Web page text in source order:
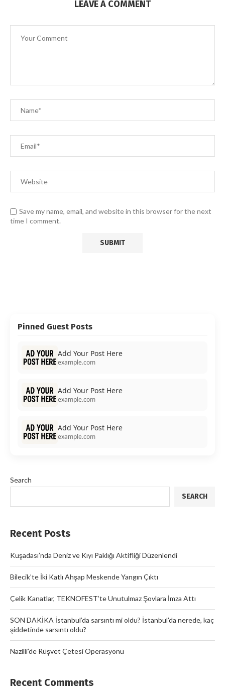
LEAVE A COMMENT
Save my name, email, and website in this browser for the next
time I comment.
Pinned Guest Posts
Add Your Post Here
example.com
Add Your Post Here
example.com
Add Your Post Here
example.com
Search
SEARCH
Recent Posts
Kuşadası’nda Deniz ve Kıyı Paklığı Aktifliği Düzenlendi
Bilecik’te İki Katlı Ahşap Meskende Yangın Çıktı
Çelik Kanatlar, TEKNOFEST’te Unutulmaz Şovlara İmza Attı
SON DAKİKA İstanbul’da sarsıntı mi oldu? İstanbul’da nerede, kaç
şiddetinde sarsıntı oldu?
Nazilli’de Rüşvet Çetesi Operasyonu
Recent Comments